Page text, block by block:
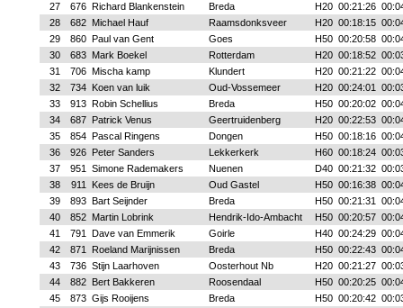
27
676 Richard Blankenstein Breda H20 00:21:26
28
682 Michael Hauf Raamsdonksveer H20 00:18:15
29
860 Paul van Gent Goes H50 00:20:58
30
683 Mark Boekel Rotterdam H20 00:18:52
31
706 Mischa kamp Klundert H20 00:21:22
32
734 Koen van luik Oud-Vossemeer H20 00:24:01
33
913 Robin Schellius Breda H50 00:20:02
34
687 Patrick Venus Geertruidenberg H20 00:22:53
35
854 Pascal Ringens Dongen H50 00:18:16
36
926 Peter Sanders Lekkerkerk H60 00:18:24
37
951 Simone Rademakers Nuenen D40 00:21:32
38
911 Kees de Bruijn Oud Gastel H50 00:16:38
39
893 Bart Seijnder Breda H50 00:21:31
40
852 Martin Lobrink Hendrik-Ido-Ambacht H50 00:20:57
41
791 Dave van Emmerik Goirle H40 00:24:29
42
871 Roeland Marijnissen Breda H50 00:22:43
43
736 Stijn Laarhoven Oosterhout Nb H20 00:21:27
44
882 Bert Bakkeren Roosendaal H50 00:20:25
45
873 Gijs Rooijens Breda H50 00:20:42